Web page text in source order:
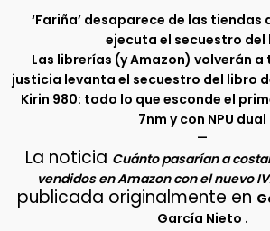
‘Fariña’ desaparece de las tiendas
ejecuta el secuestro del
Las librerías (y Amazon) volverán a
justicia levanta el secuestro del libro
Kirin 980: todo lo que esconde el
7nm y con NPU dual
–
La noticia Cuánto pasarían a
vendidos en Amazon con el nuevo
publicada originalmente en
García Nieto .